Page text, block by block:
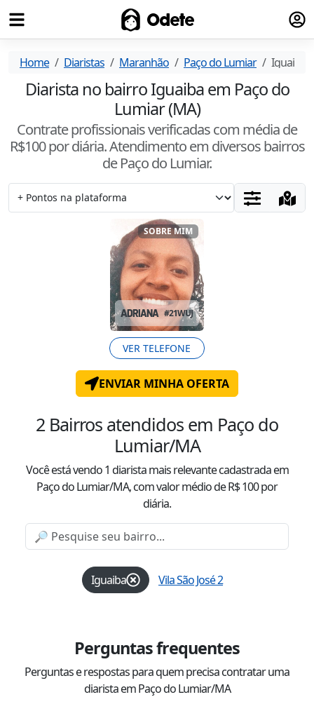
Odete
Home Diaristas Maranhão Paço do Lumiar Iguaiba
Diarista no bairro Iguaiba em Paço do
Lumiar (MA)
Contrate profissionais verificadas com média de
R$100por diária. Atendimentoem diversos bairros
de Paço do Lumiar.
SOBRE MIM
ADRIANA #21WUJQBT
VER TELEFONE
ENVIAR MINHA OFERTA
2 Bairros atendidos em Paço do
Lumiar/MA
Você está vendo1 diarista mais relevante cadastrada em
Paço do Lumiar/MA, com valormédiode R$100por
diária.
Iguaiba Vila São José 2
Perguntas frequentes
Perguntas e respostas para quem precisa contratar uma
diarista em Paço do Lumiar/MA